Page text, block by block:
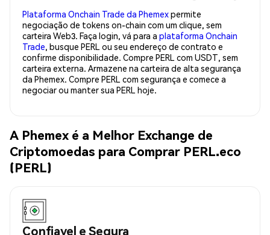
Plataforma Onchain Trade da Phemexpermite
negociação de tokens on-chain com um clique, sem
carteira Web3. Faça login, vá para a plataforma Onchain
Trade, busque PERL ou seu endereço de contrato e
confirme disponibilidade. Compre PERL com USDT, sem
carteira externa. Armazene na carteira de alta segurança
da Phemex. Compre PERL com segurança e comece a
negociar ou manter sua PERL hoje.
A Phemex é a Melhor Exchange de
Criptomoedas para Comprar PERL.eco
(PERL)
Confiavel e Segura